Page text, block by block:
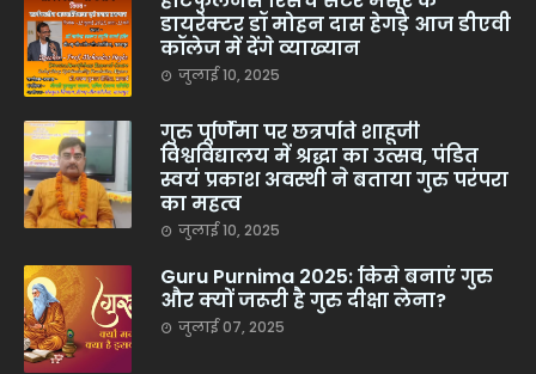
डायरेक्टर डॉ मोहन दास हेगड़े आज डीएवी
कॉलेज में देंगे व्याख्यान
जुलाई 10, 2025
गुरु पूर्णिमा पर छत्रपति शाहूजी
विश्वविद्यालय में श्रद्धा का उत्सव, पंडित
स्वयं प्रकाश अवस्थी ने बताया गुरु परंपरा
का महत्व
जुलाई 10, 2025
Guru Purnima 2025: किसे बनाएं गुरु
और क्यों जरूरी है गुरु दीक्षा लेना?
जुलाई 07, 2025